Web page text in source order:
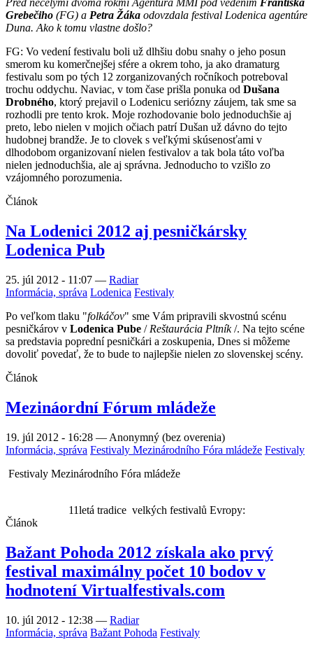
Pred necelými dvoma rokmi Agentúra MMI pod vedením Františka
Grebečiho (FG) a Petra Žáka odovzdala festival Lodenica agentúre
Duna. Ako k tomu vlastne došlo?
FG: Vo vedení festivalu boli už dlhšiu dobu snahy o jeho posun
smerom ku komerčnejšej sfére a okrem toho, ja ako dramaturg
festivalu som po tých 12 zorganizovaných ročníkoch potreboval
trochu oddychu. Naviac, v tom čase prišla ponuka od Dušana
Drobného, ktorý prejavil o Lodenicu seriózny záujem, tak sme sa
rozhodli pre tento krok. Moje rozhodovanie bolo jednoduchšie aj
preto, lebo nielen v mojich očiach patrí Dušan už dávno do tejto
hudobnej brandže. Je to clovek s veľkými skúsenosťami v
dlhodobom organizovaní nielen festivalov a tak bola táto voľba
nielen jednoduchšia, ale aj správna. Jednoducho to vzišlo zo
vzájomného porozumenia.
Článok
Na Lodenici 2012 aj pesničkársky
Lodenica Pub
25. júl 2012 - 11:07 — Radiar
Informácia, správa Lodenica Festivaly
Po veľkom tlaku "folkáčov" sme Vám pripravili skvostnú scénu
pesničkárov v Lodenica Pube / Reštaurácia Pltník/. Na tejto scéne
sa predstavia poprední pesničkári a zoskupenia, Dnes si môžeme
dovoliť povedať, že to bude to najlepšie nielen zo slovenskej scény.
Článok
Mezináordní Fórum mládeže
19. júl 2012 - 16:28 — Anonymný (bez overenia)
Informácia, správa Festivaly Mezinárodního Fóra mládeže Festivaly
Festivaly Mezinárodního Fóra mládeže
11letá tradice velkých festivalů Evropy:
Článok
Bažant Pohoda 2012 získala ako prvý
festival maximálny počet 10 bodov v
hodnotení Virtualfestivals.com
10. júl 2012 - 12:38 — Radiar
Informácia, správa Bažant Pohoda Festivaly